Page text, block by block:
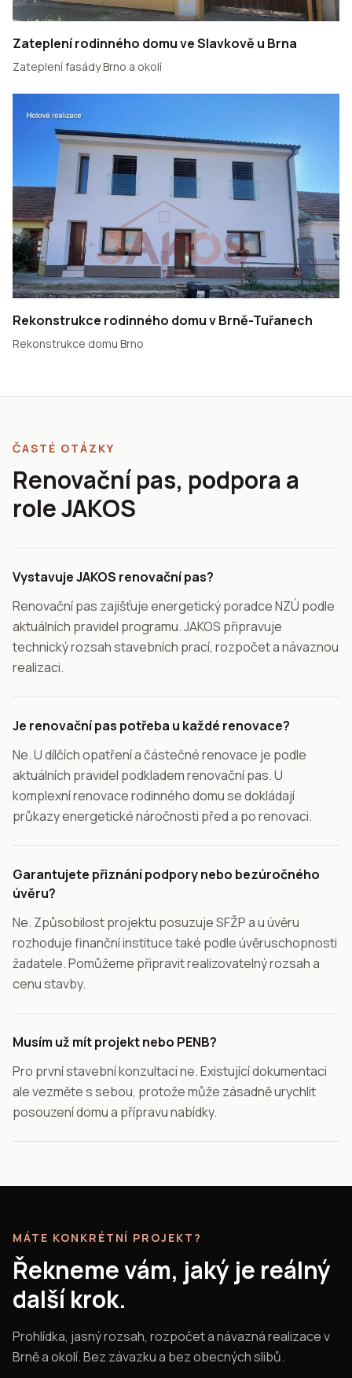
Zateplení rodinného domu ve Slavkově u Brna
Zateplení fasády Brno a okolí
Rekonstrukce rodinného domu v Brně-Tuřanech
Rekonstrukce domu Brno
ČASTÉ OTÁZKY
Renovační pas, podpora a
role JAKOS
Vystavuje JAKOS renovační pas?
Renovační pas zajišťuje energetický poradce NZÚ podle
aktuálních pravidel programu. JAKOS připravuje
technický rozsah stavebních prací, rozpočet a návaznou
realizaci.
Je renovační pas potřeba u každé renovace?
Ne. U dílčích opatření a částečné renovace je podle
aktuálních pravidel podkladem renovační pas. U
komplexní renovace rodinného domu se dokládají
průkazy energetické náročnosti před a po renovaci.
Garantujete přiznání podpory nebo bezúročného
úvěru?
Ne. Způsobilost projektu posuzuje SFŽP a u úvěru
rozhoduje finanční instituce také podle úvěruschopnosti
žadatele. Pomůžeme připravit realizovatelný rozsah a
cenu stavby.
Musím už mít projekt nebo PENB?
Pro první stavební konzultaci ne. Existující dokumentaci
ale vezměte s sebou, protože může zásadně urychlit
posouzení domu a přípravu nabídky.
MÁTE KONKRÉTNÍ PROJEKT?
Řekneme vám, jaký je reálný
další krok.
Prohlídka, jasný rozsah, rozpočet a návazná realizace v
Brně a okolí. Bez závazku a bez obecných slibů.